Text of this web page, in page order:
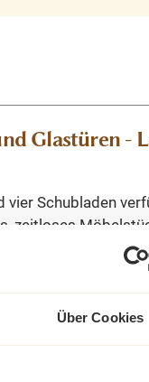
Über Cookies
Glastüren -
Schubladen
zeitloses
und